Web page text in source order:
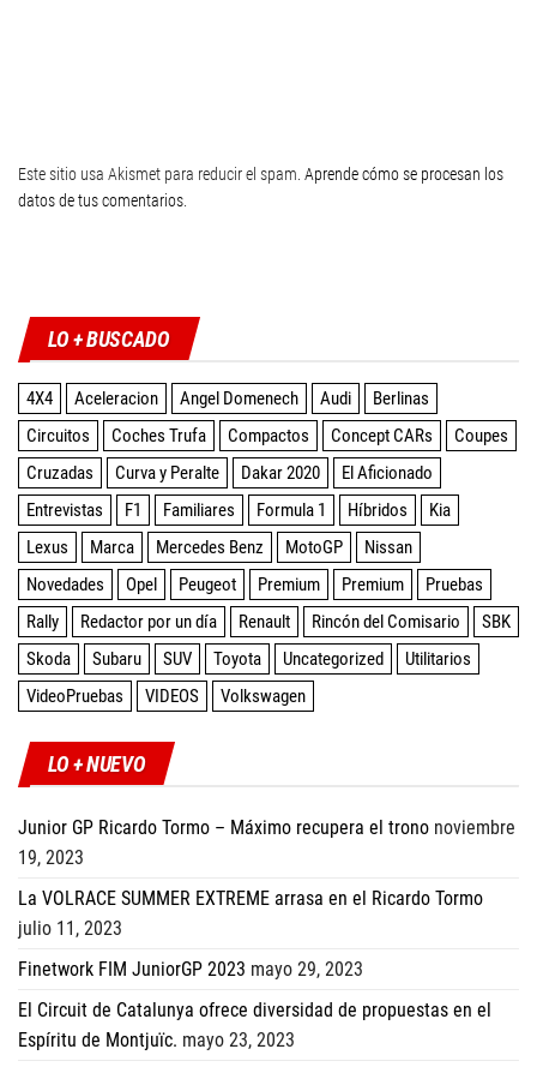
Este sitio usa Akismet para reducir el spam. Aprende cómo se procesan los
datos de tus comentarios
LO + BUSCADO
4X4 Aceleracion Angel Domenech Audi
Berlinas
Circuitos
Coches Trufa Compactos Concept CARs
Coupes
Cruzadas
Curva y Peralte Dakar 2020
El Aficionado
Entrevistas
F1 Familiares Formula 1 Híbridos
Kia
Lexus
Marca Mercedes Benz MotoGP
Nissan
Novedades
Opel Peugeot Premium Premium
Pruebas
Rally
Redactor por un día Renault Rincón del Comisario
SBK
Skoda
Subaru SUV Toyota Uncategorized
Utilitarios
VideoPruebas
VIDEOS Volkswagen
LO + NUEVO
Junior GP Ricardo Tormo – Máximo recupera el trono noviembre
19, 2023
La VOLRACE SUMMER EXTREME arrasa en el Ricardo Tormo
julio 11, 2023
Finetwork FIM JuniorGP 2023 mayo 29, 2023
El Circuit de Catalunya ofrece diversidad de propuestas en el
Espíritu de Montjuïc. mayo 23, 2023